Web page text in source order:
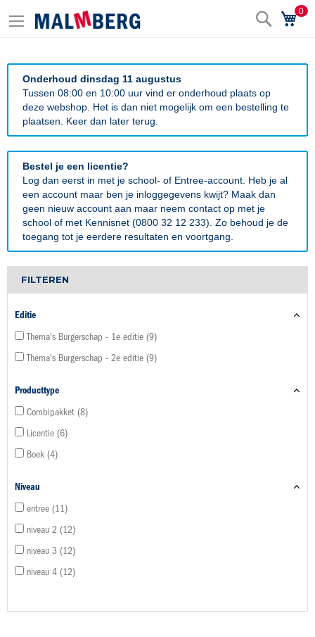
Zoek0
Onderhoud dinsdag 11 augustus
Tussen 08:00 en 10:00 uur vind er onderhoud plaats op
deze webshop. Het is dan niet mogelijk om een bestelling te
plaatsen. Keer dan later terug.
Bestel je een licentie?
Log dan eerst in met je school- of Entree-account. Heb je al
een account maar ben je inloggegevens kwijt? Maak dan
geen nieuw account aan maar neem contact op met je
school of met Kennisnet (0800 32 12 233). Zo behoud je de
toegang tot je eerdere resultaten en voortgang.
FILTEREN
Editie
Thema's Burgerschap - 1e editie 9
Thema's Burgerschap - 2e editie 9
Producttype
Combipakket 8
Licentie 6
Boek 4
Niveau
entree 11
niveau 2 12
niveau 3 12
niveau 4 12